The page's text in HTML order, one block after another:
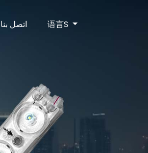
اتصل بنا 语言S